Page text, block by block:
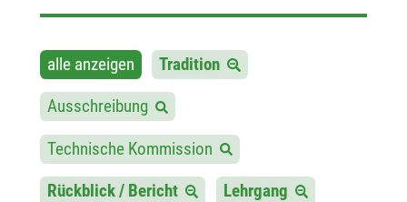
alle anzeigen Tradition
Ausschreibung
Technische Kommission
Rückblick / Bericht Lehrgang